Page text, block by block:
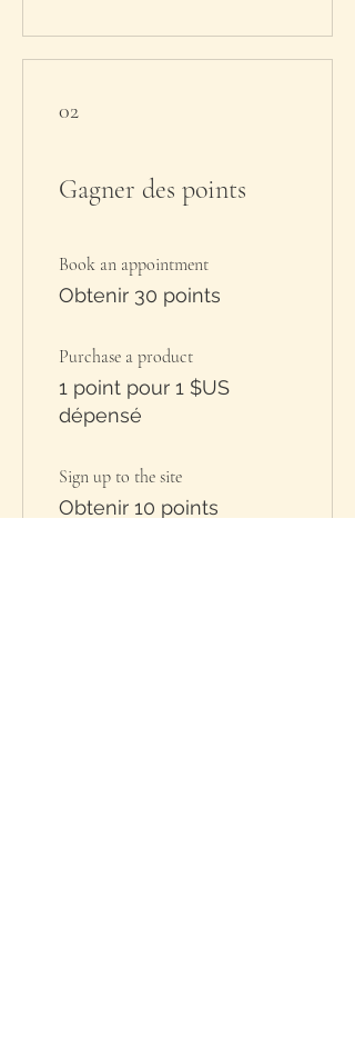
02
Gagner des points
Book an appointment
Obtenir 30 points
Purchase a product
1 point pour 1 $US
dépensé
Sign up to the site
Obtenir 10 points